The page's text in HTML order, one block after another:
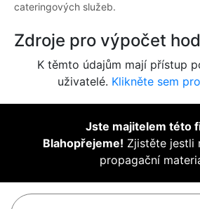
cateringových služeb.
Zdroje pro výpočet
K těmto údajům mají přístup
uživatelé. Klikněte sem
Jste majitelem této
Blahopřejeme! Zjistěte jestli
propagační